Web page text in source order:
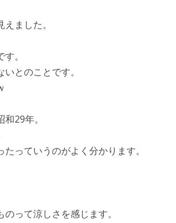
ました。
。
とのことです。
29年。
っていうのがよく分かります。
って涼しさを感じます。